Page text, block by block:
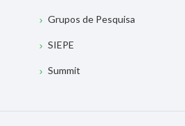
Grupos de Pesquisa
SIEPE
Summit